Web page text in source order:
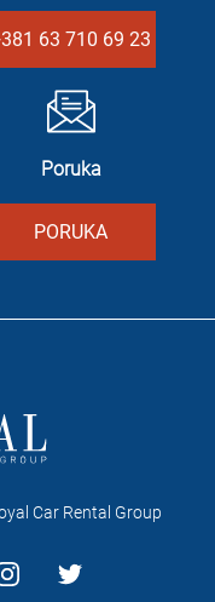
63 710 69 23
Poruka
PORUKA
Car Rental Group